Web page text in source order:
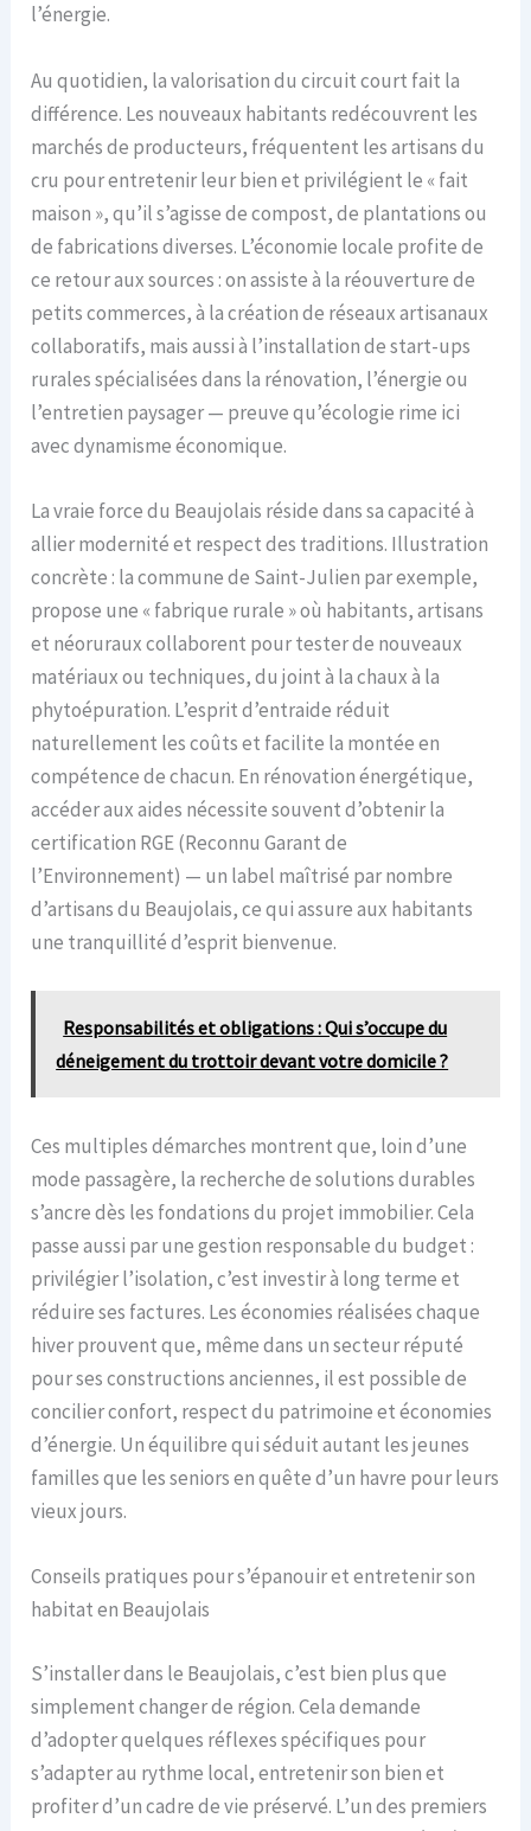
l’énergie.
Au quotidien, la valorisation du circuit court fait la
différence. Les nouveaux habitants redécouvrent les
marchés de producteurs, fréquentent les artisans du
cru pour entretenir leur bien et privilégient le « fait
maison », qu’il s’agisse de compost, de plantations ou
de fabrications diverses. L’économie locale profite de
ce retour aux sources : on assiste à la réouverture de
petits commerces, à la création de réseaux artisanaux
collaboratifs, mais aussi à l’installation de start-ups
rurales spécialisées dans la rénovation, l’énergie ou
l’entretien paysager — preuve qu’écologie rime ici
avec dynamisme économique.
La vraie force du Beaujolais réside dans sa capacité à
allier modernité et respect des traditions. Illustration
concrète : la commune de Saint-Julien par exemple,
propose une « fabrique rurale » où habitants, artisans
et néoruraux collaborent pour tester de nouveaux
matériaux ou techniques, du joint à la chaux à la
phytoépuration. L’esprit d’entraide réduit
naturellement les coûts et facilite la montée en
compétence de chacun. En rénovation énergétique,
accéder aux aides nécessite souvent d’obtenir la
certification RGE (Reconnu Garant de
l’Environnement) — un label maîtrisé par nombre
d’artisans du Beaujolais, ce qui assure aux habitants
une tranquillité d’esprit bienvenue.
Responsabilités et obligations : Qui s’occupe du
déneigement du trottoir devant votre domicile ?
Ces multiples démarches montrent que, loin d’une
mode passagère, la recherche de solutions durables
s’ancre dès les fondations du projet immobilier. Cela
passe aussi par une gestion responsable du budget :
privilégier l’isolation, c’est investir à long terme et
réduire ses factures. Les économies réalisées chaque
hiver prouvent que, même dans un secteur réputé
pour ses constructions anciennes, il est possible de
concilier confort, respect du patrimoine et économies
d’énergie. Un équilibre qui séduit autant les jeunes
familles que les seniors en quête d’un havre pour leurs
vieux jours.
Conseils pratiques pour s’épanouir et entretenir son
habitat en Beaujolais
S’installer dans le Beaujolais, c’est bien plus que
simplement changer de région. Cela demande
d’adopter quelques réflexes spécifiques pour
s’adapter au rythme local, entretenir son bien et
profiter d’un cadre de vie préservé. L’un des premiers